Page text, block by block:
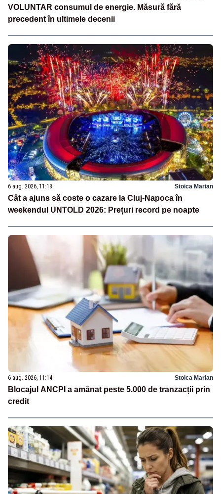
VOLUNTAR consumul de energie. Măsură fără
precedent în ultimele decenii
6 aug. 2026, 11:18 Stoica Marian
Cât a ajuns să coste o cazare la Cluj-Napoca în
weekendul UNTOLD 2026: Prețuri record pe noapte
6 aug. 2026, 11:14 Stoica Marian
Blocajul ANCPI a amânat peste 5.000 de tranzacții prin
credit